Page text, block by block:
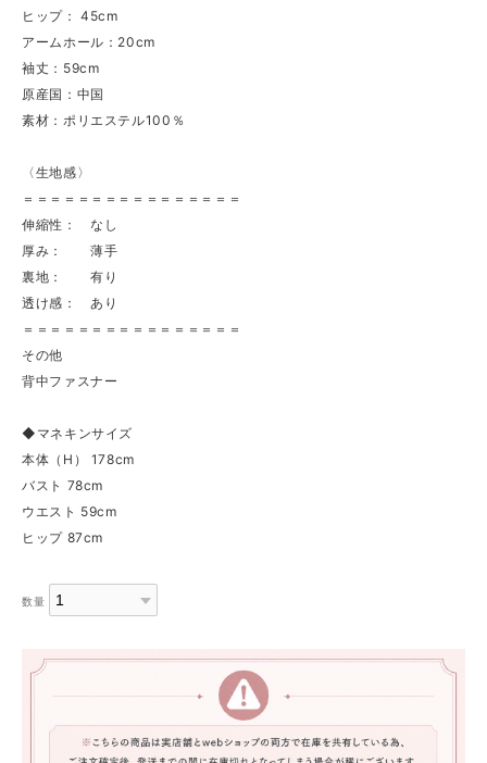
ヒップ： 45cm
アームホール：20cm
袖丈：59cm
原産国：中国
素材：ポリエステル100％
〈生地感〉
＝＝＝＝＝＝＝＝＝＝＝＝＝＝＝＝
伸縮性： なし
厚み： 薄手
裏地： 有り
透け感： あり
＝＝＝＝＝＝＝＝＝＝＝＝＝＝＝＝
その他
背中ファスナー
◆マネキンサイズ
本体（H） 178cm
バスト 78cm
ウエスト 59cm
ヒップ 87cm
数量